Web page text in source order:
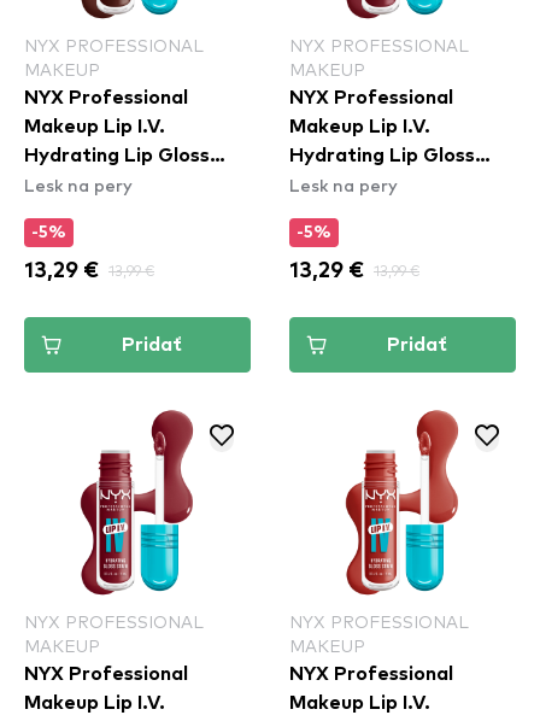
NYX PROFESSIONAL
MAKEUP
NYX Professional
Makeup Lip I.V.
Hydrating Lip Gloss
Stain - 05 Mocha Me
Lesk na pery
-5%
13,29 € 13,99 €
Pridať
NYX PROFESSIONAL
MAKEUP
NYX Professional
Makeup Lip I.V.
Hydrating Lip Gloss
Stain - 08 Drippin In
Lesk na pery
-5%
13,29 € 13,99 €
Pridať
NYX PROFESSIONAL
MAKEUP
NYX Professional
Makeup Lip I.V.
NYX PROFESSIONAL
MAKEUP
NYX Professional
Makeup Lip I.V.